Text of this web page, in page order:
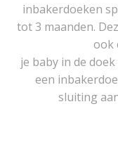
inbakerdoeken
tot 3 maanden.
ook
je baby in de
een
sluiting